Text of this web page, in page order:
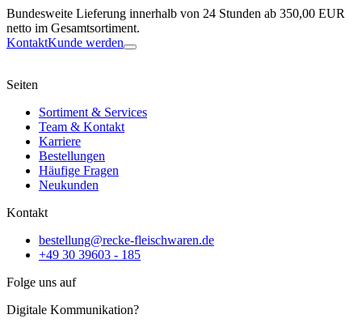
Bundesweite Lieferung innerhalb von 24 Stunden ab 350,00 EUR
netto im Gesamtsortiment.
KontaktKunde werden
Seiten
Sortiment & Services
Team & Kontakt
Karriere
Bestellungen
Häufige Fragen
Neukunden
Kontakt
bestellung@recke-fleischwaren.de
+49 30 39603 - 185
Folge uns auf
Digitale Kommunikation?